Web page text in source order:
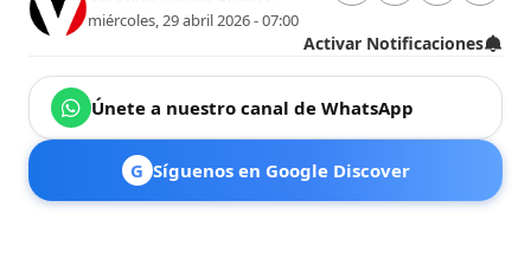
miércoles, 29 abril 2026 - 07:00
Activar Notificaciones
Únete a nuestro canal de WhatsApp
G Síguenos en Google Discover